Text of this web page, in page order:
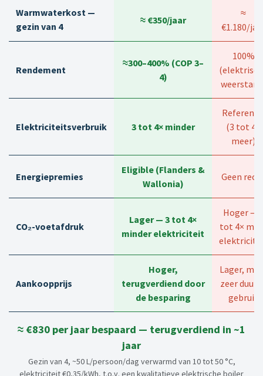
Warmwaterkost —
gezin van 4
≈ €350/jaar
≈
€1.180/
Rendement
≈300–400% (COP 3–
4)
100%
Elektriciteitsverbruik 3 tot 4× minder
(3 tot 4×
meer)
Energiepremies
Eligible (Flanders &
Wallonia)
Geen
CO₂-voetafdruk
Lager — 3 tot 4×
minder elektriciteit
Hoger —
tot 4×
Aankoopprijs
Hoger,
terugverdiend door
de besparing
Lager,
zeer duur
gebruik
≈ €830 per jaar bespaard — terugverdiend in ~1
jaar
Gezin van 4, ~50 L/persoon/dag verwarmd van 10 tot 50 °C,
elektriciteit €0,35/kWh, t.o.v. een kwalitatieve elektrische boiler